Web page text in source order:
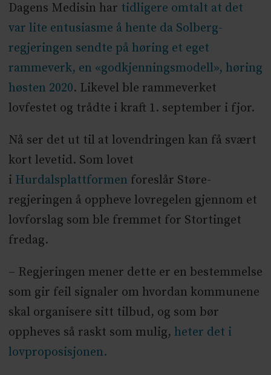
Dagens Medisin har tidligere omtalt at det
var lite entusiasme å hente da Solberg-
regjeringen sendte på høring et eget
rammeverk, en «godkjenningsmodell», høring
høsten 2020. Likevel ble rammeverket
lovfestet og trådte i kraft 1. september i fjor.
Nå ser det ut til at lovendringen kan få svært
kort levetid. Som lovet
i Hurdalsplattformen foreslår Støre-
regjeringen å oppheve lovregelen gjennom et
lovforslag som ble fremmet for Stortinget
fredag.
– Regjeringen mener dette er en bestemmelse
som gir feil signaler om hvordan kommunene
skal organisere sitt tilbud, og som bør
oppheves så raskt som mulig, heter det i
lovproposisjonen.